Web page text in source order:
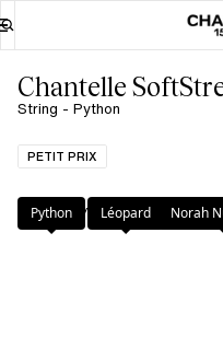
Chantelle
String - Python
PETIT PRIX
Couleur: Python
Python Léopard Norah